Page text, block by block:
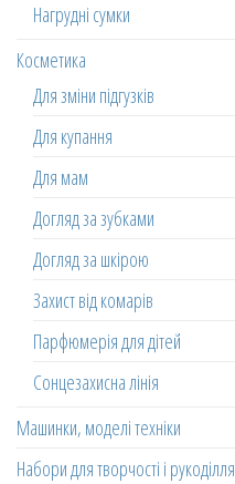
Нагрудні сумки
Косметика
Для зміни підгузків
Для купання
Для мам
Догляд за зубками
Догляд за шкірою
Захист від комарів
Парфюмерія для дітей
Сонцезахисна лінія
Машинки, моделі техніки
Набори для творчості і рукоділля